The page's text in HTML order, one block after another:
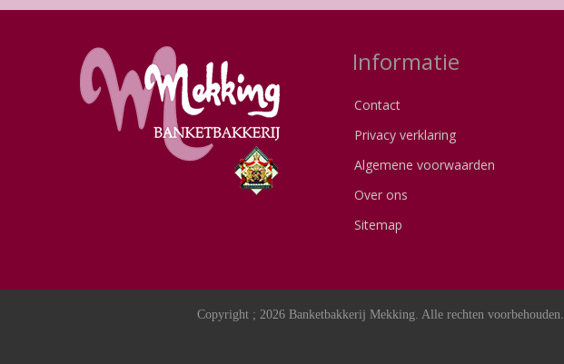
Informatie
Contact
Privacy verklaring
Algemene voorwaarden
Over ons
Sitemap
Copyright ; 2026 Banketbakkerij Mekking. Alle rechten voorbehouden.